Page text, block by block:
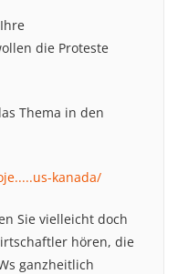
die Proteste
Thema in den
kanada/
Sie vielleicht doch
hören, die
ganzheitlich